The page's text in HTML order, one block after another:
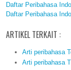
Daftar Peribahasa
Daftar Peribahasa
ARTIKEL TERKAIT :
Arti peribahasa
Arti peribahasa